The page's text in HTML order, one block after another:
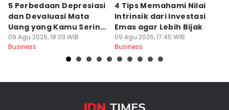
5 Perbedaan Depresiasi
dan Devaluasi Mata
Uang yang Kamu Sering
Keliru
09 Agu 2026, 18:03 WIB
Business
4 Tips Memahami Nilai
Intrinsik dari Investasi
Emas agar Lebih Bijak
09 Agu 2026, 17:45 WIB
Business